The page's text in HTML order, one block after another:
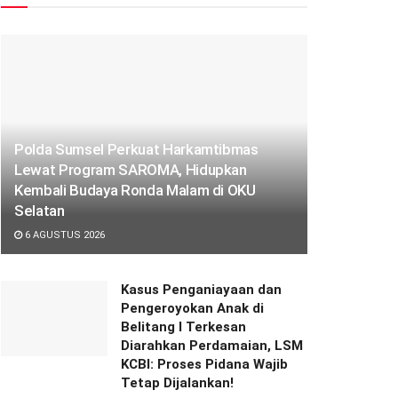
Polda Sumsel Perkuat Harkamtibmas
Lewat Program SAROMA, Hidupkan
Kembali Budaya Ronda Malam di OKU
Selatan
6 AGUSTUS 2026
Kasus Penganiayaan dan
Pengeroyokan Anak di
Belitang I Terkesan
Diarahkan Perdamaian, LSM
KCBI: Proses Pidana Wajib
Tetap Dijalankan!